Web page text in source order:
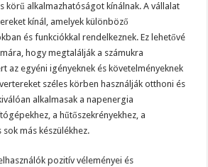
körű alkalmazhatóságot kínálnak. A vállalat
kínál, amelyek különböző
és funkciókkal rendelkeznek. Ez lehetővé
hogy megtalálják a számukra
az egyéni igényeknek és követelményeknek
széles körben használják otthoni és
alkalmasak a napenergia
a hűtőszekrényekhez, a
más készülékhez.
pozitív véleményei és